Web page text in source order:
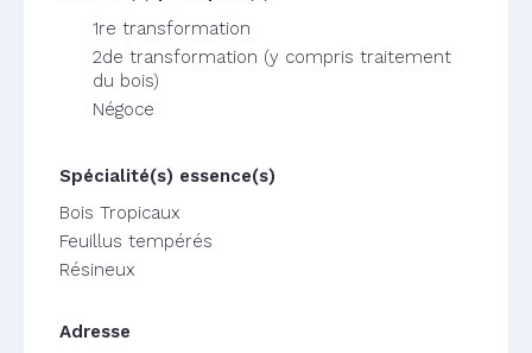
1re transformation
2de transformation (y compris traitement
du bois)
Négoce
Bois Tropicaux
Feuillus tempérés
Résineux